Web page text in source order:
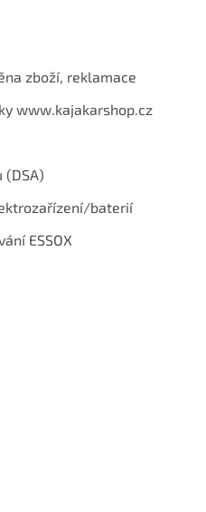
zboží, reklamace
www.kajakarshop.cz
(DSA)
baterií
ESSOX